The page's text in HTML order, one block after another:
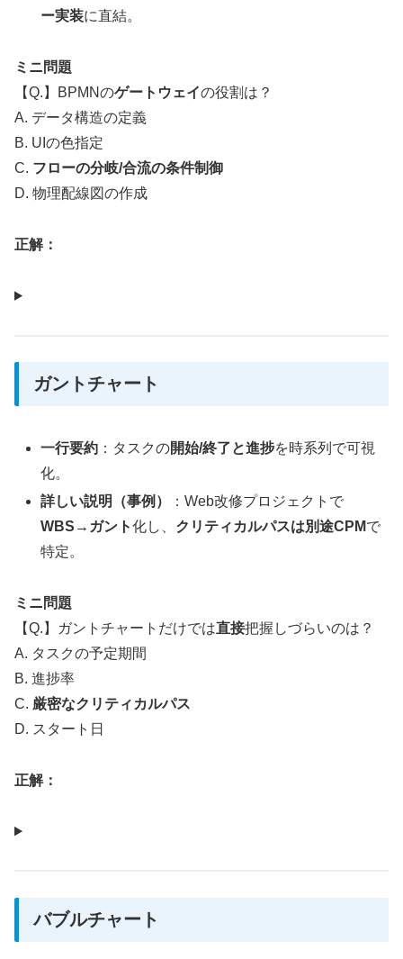
ー実装に直結。
ミニ問題
【Q.】BPMNのゲートウェイの役割は？
A. データ構造の定義
B. UIの色指定
C. フローの分岐/合流の条件制御
D. 物理配線図の作成
正解：
ガントチャート
一行要約 ：タスクの開始/終了と進捗を時系列で可視
化。
詳しい説明（事例）
：Web改修プロジェクトで
WBS→ガント化し、 クリティカルパスは別途CPMで
特定。
ミニ問題
【Q.】ガントチャートだけでは直接把握しづらいのは？
A. タスクの予定期間
B. 進捗率
C. 厳密なクリティカルパス
D. スタート日
正解：
バブルチャート